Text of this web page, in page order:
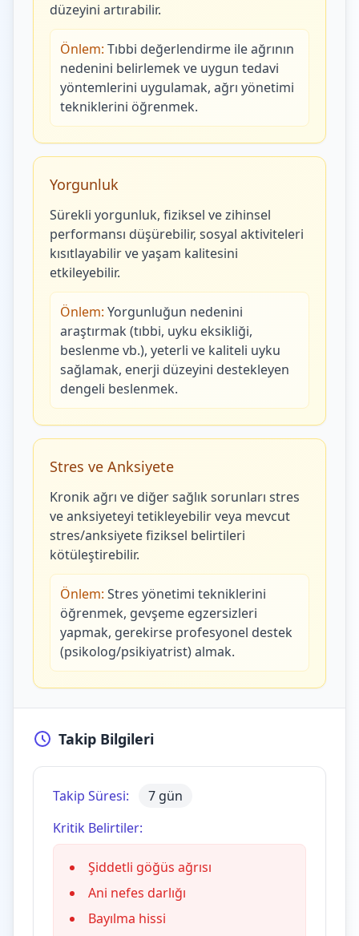
düzeyini artırabilir.
Önlem: Tıbbi değerlendirme ile ağrının
nedenini belirlemek ve uygun tedavi
yöntemlerini uygulamak, ağrı yönetimi
tekniklerini öğrenmek.
Yorgunluk
Sürekli yorgunluk, fiziksel ve zihinsel
performansı düşürebilir, sosyal aktiviteleri
kısıtlayabilir ve yaşam kalitesini
etkileyebilir.
Önlem: Yorgunluğun nedenini
araştırmak (tıbbi, uyku eksikliği,
beslenme vb.), yeterli ve kaliteli uyku
sağlamak, enerji düzeyini destekleyen
dengeli beslenmek.
Stres ve Anksiyete
Kronik ağrı ve diğer sağlık sorunları stres
ve anksiyeteyi tetikleyebilir veya mevcut
stres/anksiyete fiziksel belirtileri
kötüleştirebilir.
Önlem: Stres yönetimi tekniklerini
öğrenmek, gevşeme egzersizleri
yapmak, gerekirse profesyonel destek
(psikolog/psikiyatrist) almak.
Takip Bilgileri
Takip Süresi:
7 gün
Kritik Belirtiler:
Şiddetli göğüs ağrısı
Ani nefes darlığı
Bayılma hissi